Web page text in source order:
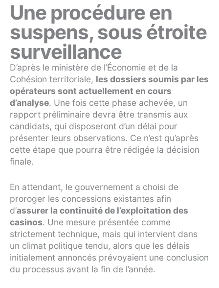
Une procédure en
suspens, sous étroite
surveillance
D’après le ministère de l’Économie et de la
Cohésion territoriale, les dossiers soumis par les
opérateurs sont actuellement en cours
d’analyse. Une fois cette phase achevée, un
rapport préliminaire devra être transmis aux
candidats, qui disposeront d’un délai pour
présenter leurs observations. Ce n’est qu’après
cette étape que pourra être rédigée la décision
finale.
En attendant, le gouvernement a choisi de
proroger les concessions existantes afin
d’assurer la continuité de l’exploitation des
casinos. Une mesure présentée comme
strictement technique, mais qui intervient dans
un climat politique tendu, alors que les délais
initialement annoncés prévoyaient une conclusion
du processus avant la fin de l’année.